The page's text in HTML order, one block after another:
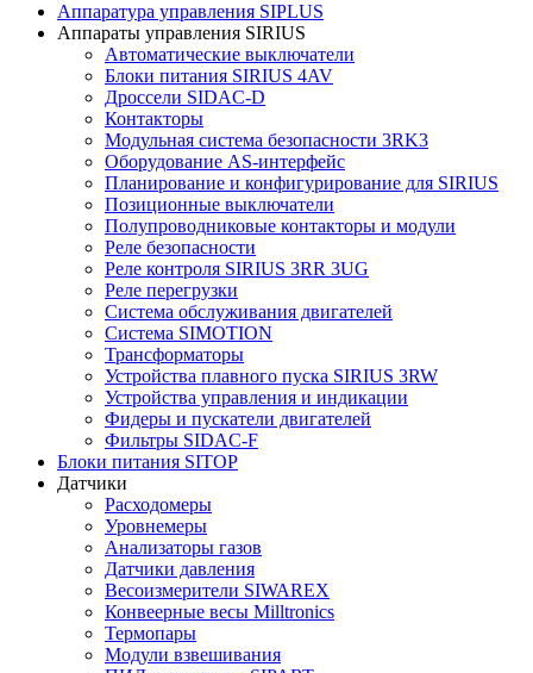
Аппаратура управления SIPLUS
Аппараты управления SIRIUS
Автоматические выключатели
Блоки питания SIRIUS 4AV
Дроссели SIDAC-D
Контакторы
Модульная система безопасности 3RK3
Оборудование AS-интерфейс
Планирование и конфигурирование для SIRIUS
Позиционные выключатели
Полупроводниковые контакторы и модули
Реле безопасности
Реле контроля SIRIUS 3RR 3UG
Реле перегрузки
Сиcтема обслуживания двигателей
Система SIMOTION
Трансформаторы
Устройства плавного пуска SIRIUS 3RW
Устройства управления и индикации
Фидеры и пускатели двигателей
Фильтры SIDAC-F
Блоки питания SITOP
Датчики
Расходомеры
Уровнемеры
Анализаторы газов
Датчики давления
Весоизмерители SIWAREX
Конвеерные весы Milltronics
Термопары
Модули взвешивания